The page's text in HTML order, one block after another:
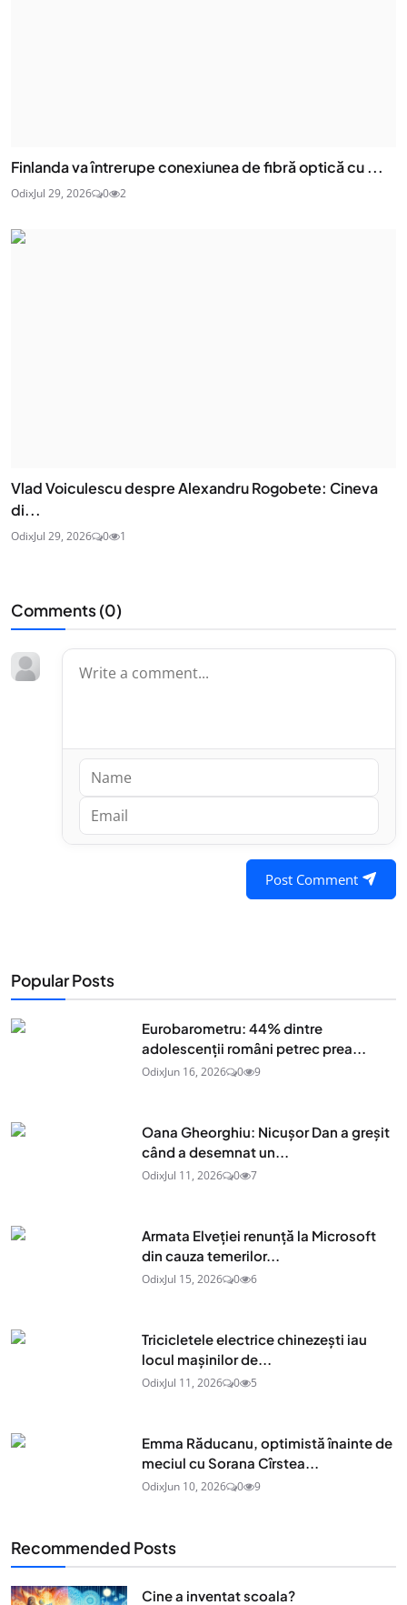
Finlanda va întrerupe conexiunea de fibră optică cu ...
OdixJul 29, 2026 0 2
Vlad Voiculescu despre Alexandru Rogobete: Cineva
di...
OdixJul 29, 2026 0 1
Comments (0)
Post Comment
Popular Posts
Eurobarometru: 44% dintre
adolescenţii români petrec prea...
OdixJun 16, 2026 0 9
Oana Gheorghiu: Nicușor Dan a greșit
când a desemnat un...
OdixJul 11, 2026 0 7
Armata Elveției renunță la Microsoft
din cauza temerilor...
OdixJul 15, 2026 0 6
Tricicletele electrice chinezești iau
locul mașinilor de...
OdixJul 11, 2026 0 5
Emma Răducanu, optimistă înainte de
meciul cu Sorana Cîrstea...
OdixJun 10, 2026 0 9
Recommended Posts
Cine a inventat scoala?